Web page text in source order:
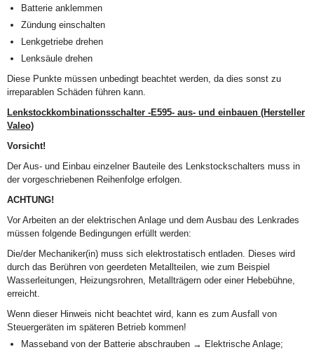
Batterie anklemmen
Zündung einschalten
Lenkgetriebe drehen
Lenksäule drehen
Diese Punkte müssen unbedingt beachtet werden, da dies sonst zu
irreparablen Schäden führen kann.
Lenkstockkombinationsschalter -E595- aus- und einbauen (Hersteller
Valeo)
Vorsicht!
Der Aus- und Einbau einzelner Bauteile des Lenkstockschalters muss in
der vorgeschriebenen Reihenfolge erfolgen.
ACHTUNG!
Vor Arbeiten an der elektrischen Anlage und dem Ausbau des Lenkrades
müssen folgende Bedingungen erfüllt werden:
Die/der Mechaniker(in) muss sich elektrostatisch entladen. Dieses wird
durch das Berühren von geerdeten Metallteilen, wie zum Beispiel
Wasserleitungen, Heizungsrohren, Metallträgern oder einer Hebebühne,
erreicht.
Wenn dieser Hinweis nicht beachtet wird, kann es zum Ausfall von
Steuergeräten im späteren Betrieb kommen!
Masseband von der Batterie abschrauben → Elektrische Anlage;